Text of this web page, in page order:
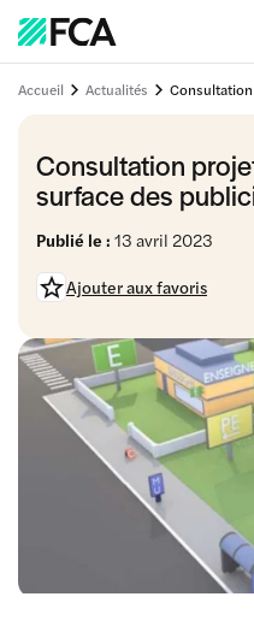
Accueil Actualités
Consultation
surface des
Publié le : 13 avril 2023
Ajouter aux favoris